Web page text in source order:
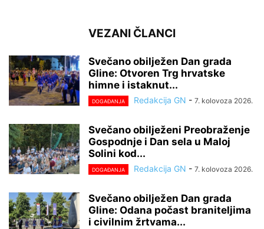
VEZANI ČLANCI
Svečano obilježen Dan grada
Gline: Otvoren Trg hrvatske
himne i istaknut...
DOGAĐANJA Redakcija GN - 7. kolovoza 2026.
Svečano obilježeni Preobraženje
Gospodnje i Dan sela u Maloj
Solini kod...
DOGAĐANJA Redakcija GN - 7. kolovoza 2026.
Svečano obilježen Dan grada
Gline: Odana počast braniteljima
i civilnim žrtvama...